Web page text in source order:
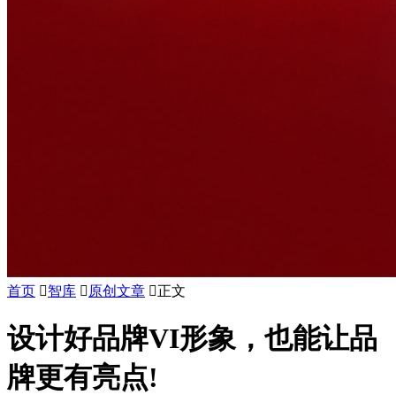
首页 智库  原创文章 正文
设计好品牌VI形象，也能让品
牌更有亮点!